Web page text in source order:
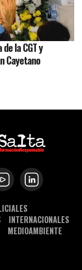
la CGT y
Cayetano
INTERNACIONALES
MEDIOAMBIENTE